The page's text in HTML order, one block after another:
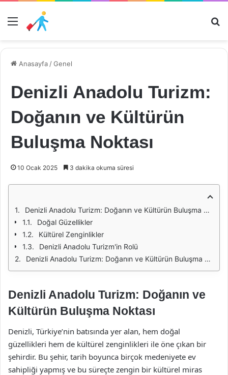
Menü
Anasayfa /Genel
Denizli Anadolu Turizm:
Doğanın ve Kültürün
Buluşma Noktası
10 Ocak 2025 3 dakika okuma süresi
Denizli Anadolu Turizm: Doğanın ve Kültürün Buluşma Noktası
Doğal Güzellikler
Kültürel Zenginlikler
Denizli Anadolu Turizm'in Rolü
Denizli Anadolu Turizm: Doğanın ve Kültürün Buluşma Noktası
Denizli Anadolu Turizm: Doğanın ve
Kültürün Buluşma Noktası
Denizli, Türkiye’nin batısında yer alan, hem doğal
güzellikleri hem de kültürel zenginlikleri ile öne çıkan bir
şehirdir. Bu şehir, tarih boyunca birçok medeniyete ev
sahipliği yapmış ve bu süreçte zengin bir kültürel miras